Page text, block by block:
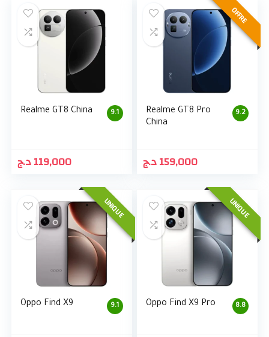
9.1
Realme GT8 China
119,000د.ج
OFFRE
9.2
Realme GT8 Pro
China
159,000د.ج
UNIQUE
9.1
Oppo Find X9
UNIQUE
8.8
Oppo Find X9 Pro